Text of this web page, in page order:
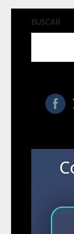
BUSCAR